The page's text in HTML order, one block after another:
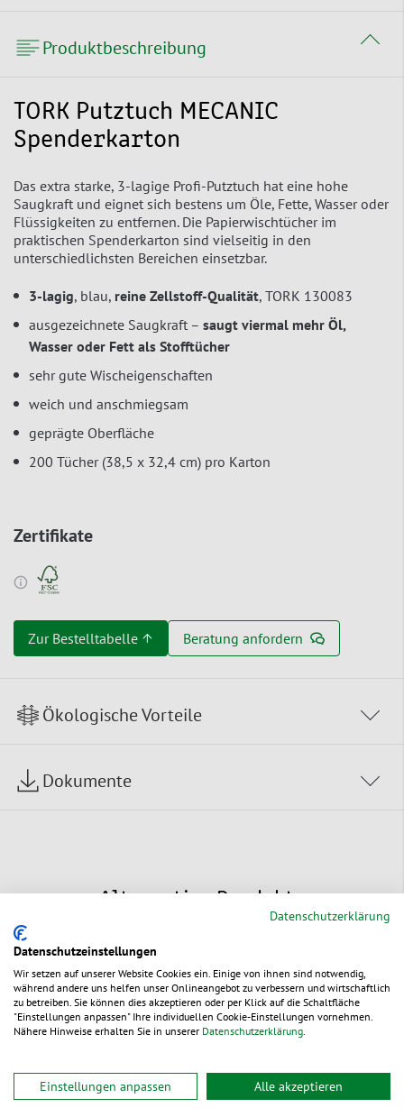
Produktbeschreibung
TORK Putztuch MECANIC
Spenderkarton
Das extra starke, 3-lagige Profi-Putztuch hat eine hohe
Saugkraft und eignet sich bestens um Öle, Fette, Wasser oder
Flüssigkeiten zu entfernen. Die Papierwischtücher im
praktischen Spenderkarton sind vielseitig in den
unterschiedlichsten Bereichen einsetzbar.
3-lagig, blau, reine Zellstoff-Qualität, TORK 130083
ausgezeichnete Saugkraft – saugt viermal mehr Öl,
Wasser oder Fett als Stofftücher
sehr gute Wischeigenschaften
weich und anschmiegsam
geprägte Oberfläche
200 Tücher (38,5 x 32,4 cm) pro Karton
Zertifikate
Zur Bestelltabelle ↑ Beratung anfordern
Ökologische Vorteile
Dokumente
Alternative Produkte
Datenschutzerklärung
Datenschutzeinstellungen
Wir setzen auf unserer Website Cookies ein. Einige von ihnen sind notwendig,
während andere uns helfen unser Onlineangebot zu verbessern und wirtschaftlich
zu betreiben. Sie können dies akzeptieren oder per Klick auf die Schaltfläche
"Einstellungen anpassen" Ihre individuellen Cookie-Einstellungen vornehmen.
Nähere Hinweise erhalten Sie in unserer Datenschutzerklärung.
Einstellungen anpassen Alle akzeptieren